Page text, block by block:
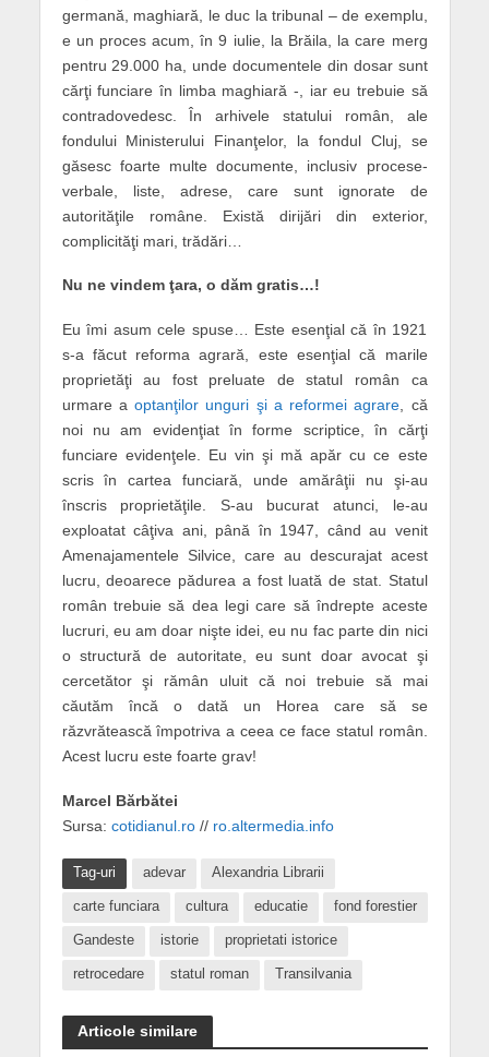
germană, maghiară, le duc la tribunal – de exemplu,
e un proces acum, în 9 iulie, la Brăila, la care merg
pentru 29.000 ha, unde documentele din dosar sunt
cărţi funciare în limba maghiară -, iar eu trebuie să
contradovedesc. În arhivele statului român, ale
fondului Ministerului Finanţelor, la fondul Cluj, se
găsesc foarte multe documente, inclusiv procese-
verbale, liste, adrese, care sunt ignorate de
autorităţile române. Există dirijări din exterior,
complicităţi mari, trădări…
Nu ne vindem ţara, o dăm gratis…!
Eu îmi asum cele spuse… Este esenţial că în 1921
s-a făcut reforma agrară, este esenţial că marile
proprietăţi au fost preluate de statul român ca
urmare a optanţilor unguri şi a reformei agrare, că
noi nu am evidenţiat în forme scriptice, în cărţi
funciare evidenţele. Eu vin şi mă apăr cu ce este
scris în cartea funciară, unde amărâţii nu şi-au
înscris proprietăţile. S-au bucurat atunci, le-au
exploatat câţiva ani, până în 1947, când au venit
Amenajamentele Silvice, care au descurajat acest
lucru, deoarece pădurea a fost luată de stat. Statul
român trebuie să dea legi care să îndrepte aceste
lucruri, eu am doar nişte idei, eu nu fac parte din nici
o structură de autoritate, eu sunt doar avocat şi
cercetător şi rămân uluit că noi trebuie să mai
căutăm încă o dată un Horea care să se
răzvrătească împotriva a ceea ce face statul român.
Acest lucru este foarte grav!
Marcel Bărbătei
Sursa: cotidianul.ro//ro.altermedia.info
Tag-uri adevar Alexandria Librarii
carte funciara cultura educatie fond forestier
Gandeste istorie proprietati istorice
retrocedare statul roman Transilvania
Articole similare